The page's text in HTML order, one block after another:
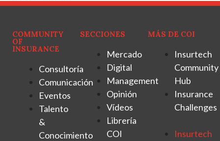
COMMUNITY
OF
INSURANCE
Consultoría
Comunicación
Eventos
Talento
&
Conocimiento
SECCIONES
Mercado
Digital
Management
Opinión
Vídeos
Librería
COI
MÁS DE COI
Insurtech
Community
Hub
Insurance
Challenges
Insurtech